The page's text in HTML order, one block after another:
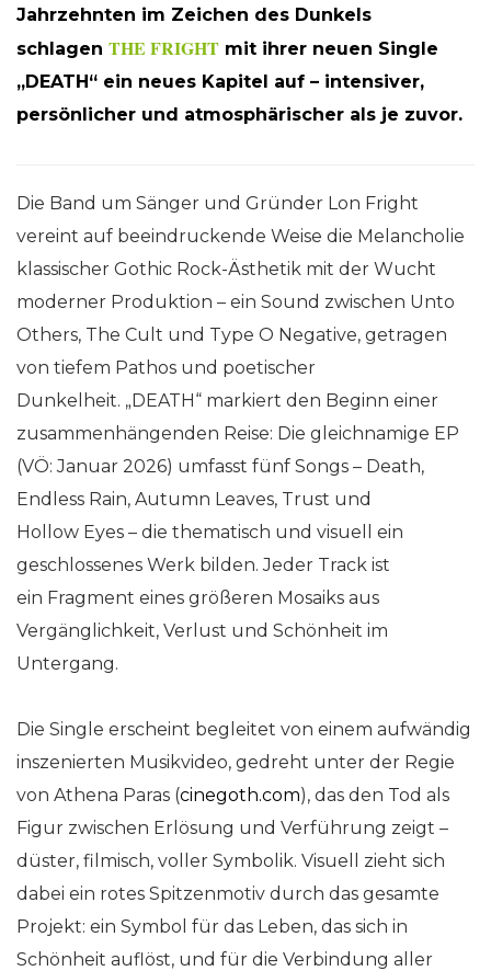
Jahrzehnten im Zeichen des Dunkels
schlagen THE FRIGHT mit ihrer neuen Single
„DEATH“ ein neues Kapitel auf – intensiver,
persönlicher und atmosphärischer als je zuvor.
Die Band um Sänger und Gründer Lon Fright
vereint auf beeindruckende Weise die Melancholie
klassischer Gothic Rock-Ästhetik mit der Wucht
moderner Produktion – ein Sound zwischen Unto
Others, The Cult und Type O Negative, getragen
von tiefem Pathos und poetischer
Dunkelheit. „DEATH“ markiert den Beginn einer
zusammenhängenden Reise: Die gleichnamige EP
(VÖ: Januar 2026) umfasst fünf Songs – Death,
Endless Rain, Autumn Leaves, Trust und
Hollow Eyes – die thematisch und visuell ein
geschlossenes Werk bilden. Jeder Track ist
ein Fragment eines größeren Mosaiks aus
Vergänglichkeit, Verlust und Schönheit im
Untergang.
Die Single erscheint begleitet von einem aufwändig
inszenierten Musikvideo, gedreht unter der Regie
von Athena Paras (cinegoth.com), das den Tod als
Figur zwischen Erlösung und Verführung zeigt –
düster, filmisch, voller Symbolik. Visuell zieht sich
dabei ein rotes Spitzenmotiv durch das gesamte
Projekt: ein Symbol für das Leben, das sich in
Schönheit auflöst, und für die Verbindung aller